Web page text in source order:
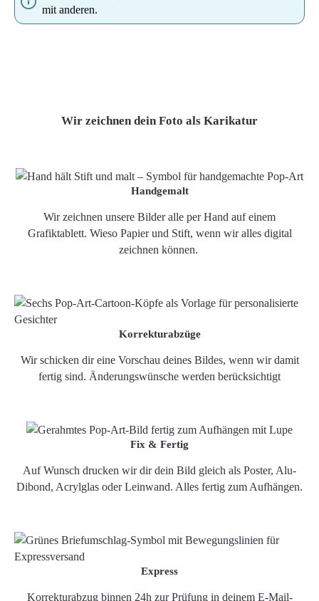
mit anderen.
Wir zeichnen dein Foto als Karikatur
Handgemalt
Wir zeichnen unsere Bilder alle per Hand auf einem
Grafiktablett. Wieso Papier und Stift, wenn wir alles digital
zeichnen können.
Korrekturabzüge
Wir schicken dir eine Vorschau deines Bildes, wenn wir damit
fertig sind. Änderungswünsche werden berücksichtigt
Fix & Fertig
Auf Wunsch drucken wir dir dein Bild gleich als Poster, Alu-
Dibond, Acrylglas oder Leinwand. Alles fertig zum Aufhängen.
Express
Korrekturabzug binnen 24h zur Prüfung in deinem E-Mail-